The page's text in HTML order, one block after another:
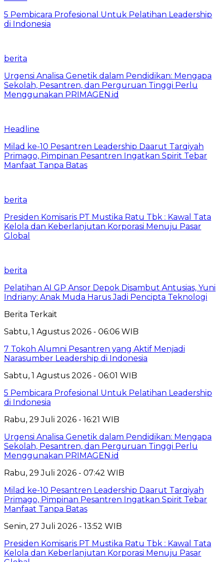
5 Pembicara Profesional Untuk Pelatihan Leadership
di Indonesia
berita
Urgensi Analisa Genetik dalam Pendidikan: Mengapa
Sekolah, Pesantren, dan Perguruan Tinggi Perlu
Menggunakan PRIMAGEN.id
Headline
Milad ke-10 Pesantren Leadership Daarut Tarqiyah
Primago, Pimpinan Pesantren Ingatkan Spirit Tebar
Manfaat Tanpa Batas
berita
Presiden Komisaris PT Mustika Ratu Tbk : Kawal Tata
Kelola dan Keberlanjutan Korporasi Menuju Pasar
Global
berita
Pelatihan AI GP Ansor Depok Disambut Antusias, Yuni
Indriany: Anak Muda Harus Jadi Pencipta Teknologi
Berita Terkait
Sabtu, 1 Agustus 2026 - 06:06 WIB
7 Tokoh Alumni Pesantren yang Aktif Menjadi
Narasumber Leadership di Indonesia
Sabtu, 1 Agustus 2026 - 06:01 WIB
5 Pembicara Profesional Untuk Pelatihan Leadership
di Indonesia
Rabu, 29 Juli 2026 - 16:21 WIB
Urgensi Analisa Genetik dalam Pendidikan: Mengapa
Sekolah, Pesantren, dan Perguruan Tinggi Perlu
Menggunakan PRIMAGEN.id
Rabu, 29 Juli 2026 - 07:42 WIB
Milad ke-10 Pesantren Leadership Daarut Tarqiyah
Primago, Pimpinan Pesantren Ingatkan Spirit Tebar
Manfaat Tanpa Batas
Senin, 27 Juli 2026 - 13:52 WIB
Presiden Komisaris PT Mustika Ratu Tbk : Kawal Tata
Kelola dan Keberlanjutan Korporasi Menuju Pasar